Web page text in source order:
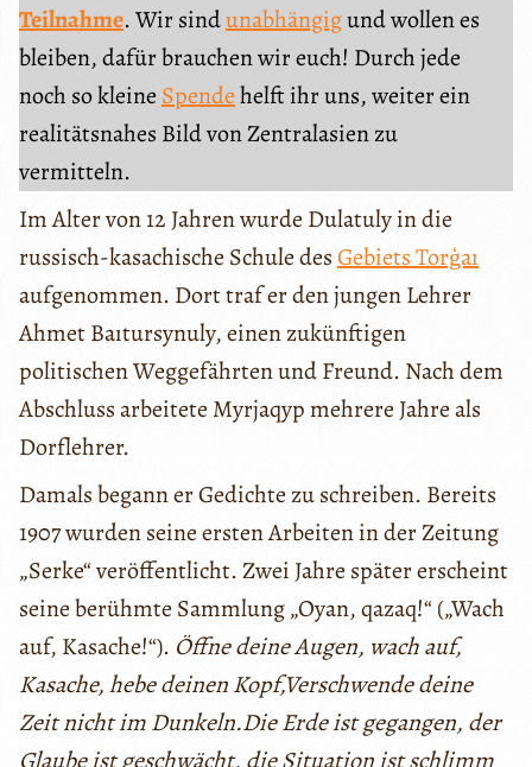
Teilnahme. Wir sindunabhängigund wollen es
bleiben, dafür brauchen wir euch! Durch jede
noch so kleine Spendehelft ihr uns, weiter ein
realitätsnahes Bild von Zentralasien zu
vermitteln.
Im Alter von 12 Jahren wurde Dulatuly in die
russisch-kasachische Schule desGebiets Torģaı
aufgenommen. Dort traf er den jungen Lehrer
Ahmet Baıtursynuly, einen zukünftigen
politischen Weggefährten und Freund. Nach dem
Abschluss arbeitete Myrjaqyp mehrere Jahre als
Dorflehrer.
Damals begann er Gedichte zu schreiben. Bereits
1907 wurden seine ersten Arbeiten in der Zeitung
„Serke“ veröffentlicht. Zwei Jahre später erscheint
seine berühmte Sammlung „Oyan, qazaq!“ („Wach
auf, Kasache!“). Öffne deine Augen, wach auf,
Kasache, hebe deinen Kopf,Verschwende deine
Zeit nicht im Dunkeln.Die Erde ist gegangen, der
Glaube ist geschwächt, die Situation ist schlimm